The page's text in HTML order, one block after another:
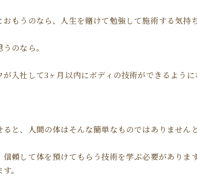
もうのなら、人生を賭けて勉強して施術する気持
のなら。
入社して3ヶ月以内にボディの技術ができるように
と、人間の体はそんな簡単なものではありません
頼して体を預けてもらう技術を学ぶ必要があり
。